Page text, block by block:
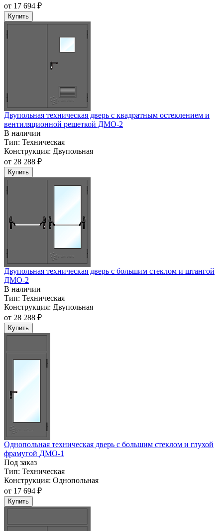
от 17 694 ₽
Купить
Двупольная техническая дверь c квадратным остеклением и
вентиляционной решеткой ДМО-2
В наличии
Тип: Техническая
Конструкция: Двупольная
от 28 288 ₽
Купить
Двупольная техническая дверь c большим стеклом и штангой
ДМО-2
В наличии
Тип: Техническая
Конструкция: Двупольная
от 28 288 ₽
Купить
Однопольная техническая дверь с большим стеклом и глухой
фрамугой ДМО-1
Под заказ
Тип: Техническая
Конструкция: Однопольная
от 17 694 ₽
Купить